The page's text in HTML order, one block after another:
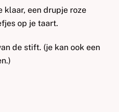
klaar, een drupje roze
op je taart.
de stift. (je kan ook een